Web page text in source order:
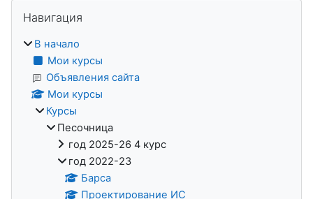
Блоки
Навигация
В начало
Мои курсы
Объявления сайта
Мои курсы
Курсы
Песочница
год 2025-26 4 курс
год 2022-23
Барса
Проектирование ИС